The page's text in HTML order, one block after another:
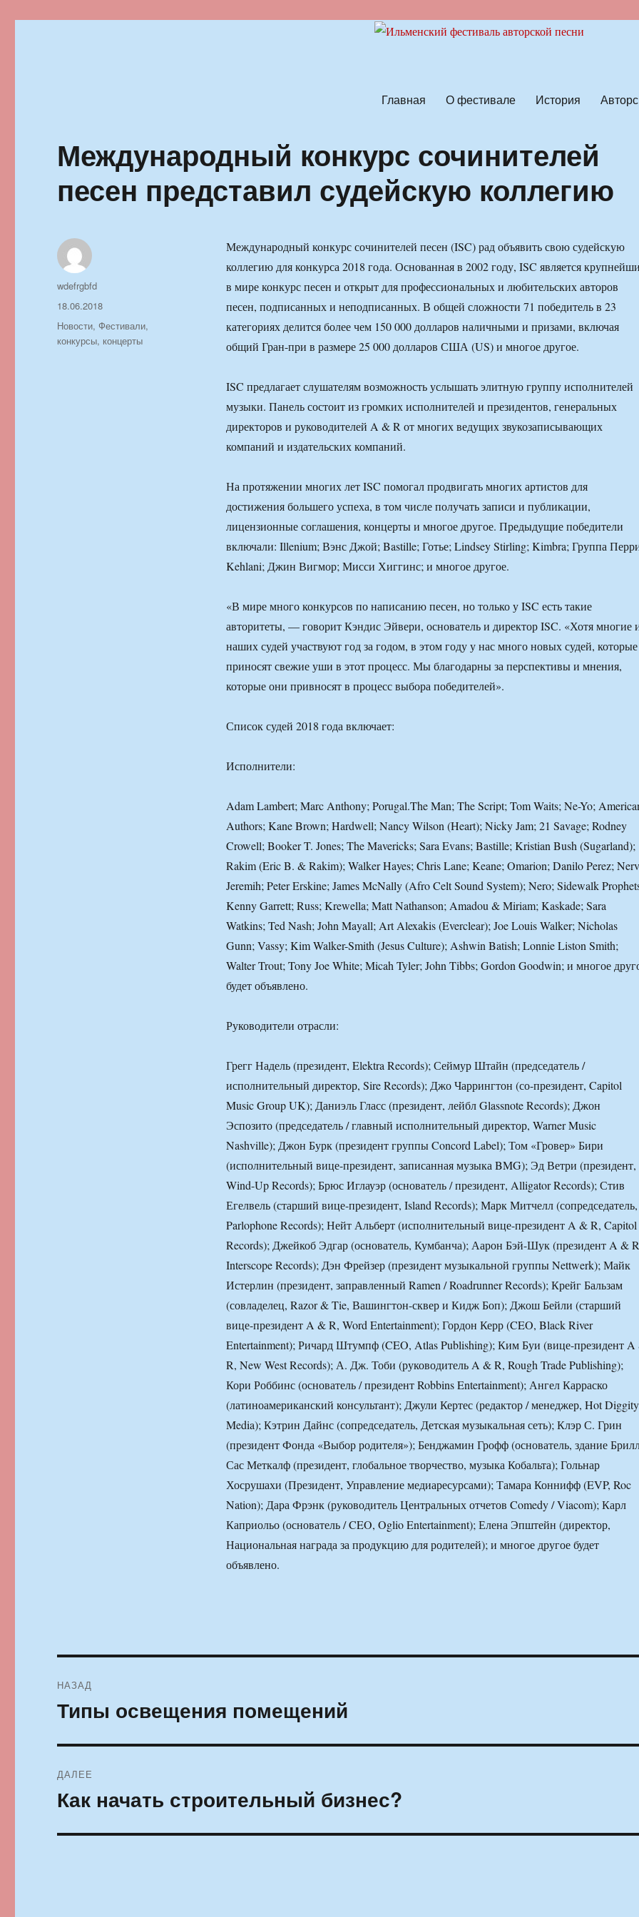
Главная О фестивале История
Международный конкурс сочинителей
песен представил судейскую коллегию
Международный конкурс сочинителей песен (ISC) рад объявить свою судейскую
коллегию для конкурса 2018 года. Основанная в 2002 году, ISC является
в мире конкурс песен и открыт для профессиональных и любительских авторов
песен, подписанных и неподписанных. В общей сложности 71 победитель в 23
категориях делится более чем 150 000 долларов наличными и призами, включая
общий Гран-при в размере 25 000 долларов США (US) и многое другое.
ISC предлагает слушателям возможность услышать элитную группу исполнителей
музыки. Панель состоит из громких исполнителей и президентов, генеральных
директоров и руководителей A & R от многих ведущих звукозаписывающих
компаний и издательских компаний.
На протяжении многих лет ISC помогал продвигать многих артистов для
достижения большего успеха, в том числе получать записи и публикации,
лицензионные соглашения, концерты и многое другое. Предыдущие победители
включали: Illenium; Вэнс Джой; Bastille; Готье; Lindsey Stirling; Kimbra; Группа
Kehlani; Джин Вигмор; Мисси Хиггинс; и многое другое.
«В мире много конкурсов по написанию песен, но только у ISC есть такие
авторитеты, — говорит Кэндис Эйвери, основатель и директор ISC. «Хотя многие
наших судей участвуют год за годом, в этом году у нас много новых судей, которые
приносят свежие уши в этот процесс. Мы благодарны за перспективы и мнения,
которые они привносят в процесс выбора победителей».
Список судей 2018 года включает:
Исполнители:
Adam Lambert; Marc Anthony; Porugal.The Man; The Script; Tom Waits; Ne-Yo;
Authors; Kane Brown; Hardwell; Nancy Wilson (Heart); Nicky Jam; 21 Savage; Rodney
Crowell; Booker T. Jones; The Mavericks; Sara Evans; Bastille; Kristian Bush (Sugarland);
Rakim (Eric B. & Rakim); Walker Hayes; Chris Lane; Keane; Omarion; Danilo Perez;
Jeremih; Peter Erskine; James McNally (Afro Celt Sound System); Nero; Sidewalk
Kenny Garrett; Russ; Krewella; Matt Nathanson; Amadou & Miriam; Kaskade; Sara
Watkins; Ted Nash; John Mayall; Art Alexakis (Everclear); Joe Louis Walker; Nicholas
Gunn; Vassy; Kim Walker-Smith (Jesus Culture); Ashwin Batish; Lonnie Liston Smith;
Walter Trout; Tony Joe White; Micah Tyler; John Tibbs; Gordon Goodwin; и многое
будет объявлено.
Руководители отрасли:
Грегг Надель (президент, Elektra Records); Сеймур Штайн (председатель /
исполнительный директор, Sire Records); Джо Чаррингтон (со-президент, Capitol
Music Group UK); Даниэль Гласс (президент, лейбл Glassnote Records); Джон
Эспозито (председатель / главный исполнительный директор, Warner Music
Nashville); Джон Бурк (президент группы Concord Label); Том «Гровер» Бири
(исполнительный вице-президент, записанная музыка BMG); Эд Ветри (президент,
Wind-Up Records); Брюс Иглауэр (основатель / президент, Alligator Records); Стив
Егелвель (старший вице-президент, Island Records); Марк Митчелл (сопредседатель,
Parlophone Records); Нейт Альберт (исполнительный вице-президент A & R, Capitol
Records); Джейкоб Эдгар (основатель, Кумбанча); Аарон Бэй-Шук (президент A &
Interscope Records); Дэн Фрейзер (президент музыкальной группы Nettwerk); Майк
Истерлин (президент, заправленный Ramen / Roadrunner Records); Крейг Бальзам
(совладелец, Razor & Tie, Вашингтон-сквер и Кидж Боп); Джош Бейли (старший
вице-президент A & R, Word Entertainment); Гордон Керр (CEO, Black River
Entertainment); Ричард Штумпф (CEO, Atlas Publishing); Ким Буи (вице-президент
R, New West Records); А. Дж. Тоби (руководитель A & R, Rough Trade Publishing);
Кори Роббинс (основатель / президент Robbins Entertainment); Ангел Карраско
(латиноамериканский консультант); Джули Кертес (редактор / менеджер, Hot Diggity
Media); Кэтрин Дайнс (сопредседатель, Детская музыкальная сеть); Клэр С. Грин
(президент Фонда «Выбор родителя»); Бенджамин Грофф (основатель, здание
Сас Меткалф (президент, глобальное творчество, музыка Кобальта); Гольнар
Хосрушахи (Президент, Управление медиаресурсами); Тамара Коннифф (EVP, Roc
Nation); Дара Фрэнк (руководитель Центральных отчетов Comedy / Viacom); Карл
Каприольо (основатель / CEO, Oglio Entertainment); Елена Эпштейн (директор,
Национальная награда за продукцию для родителей); и многое другое будет
объявлено.
Автор
wdefrgbfd
Опубликовано
18.06.2018
Рубрики
Новости,Фестивали,
конкурсы, концерты
по
НАЗАД
Предыдущая
Типы освещения помещений
ДАЛЕЕ
Следующая
Как начать строительный бизнес?